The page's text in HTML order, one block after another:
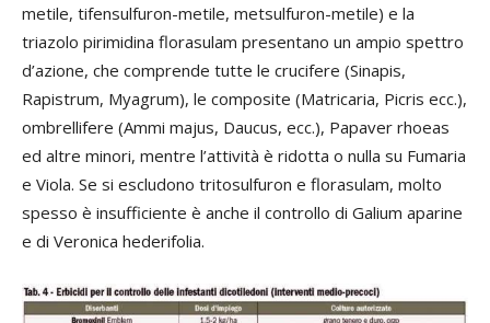
metile, tifensulfuron-metile, metsulfuron-metile) e la
triazolo pirimidina florasulam presentano un ampio spettro
d’azione, che comprende tutte le crucifere (Sinapis,
Rapistrum, Myagrum), le composite (Matricaria, Picris ecc.),
ombrellifere (Ammi majus, Daucus, ecc.), Papaver rhoeas
ed altre minori, mentre l’attività è ridotta o nulla su Fumaria
e Viola. Se si escludono tritosulfuron e florasulam, molto
spesso è insufficiente è anche il controllo di Galium aparine
e di Veronica hederifolia.